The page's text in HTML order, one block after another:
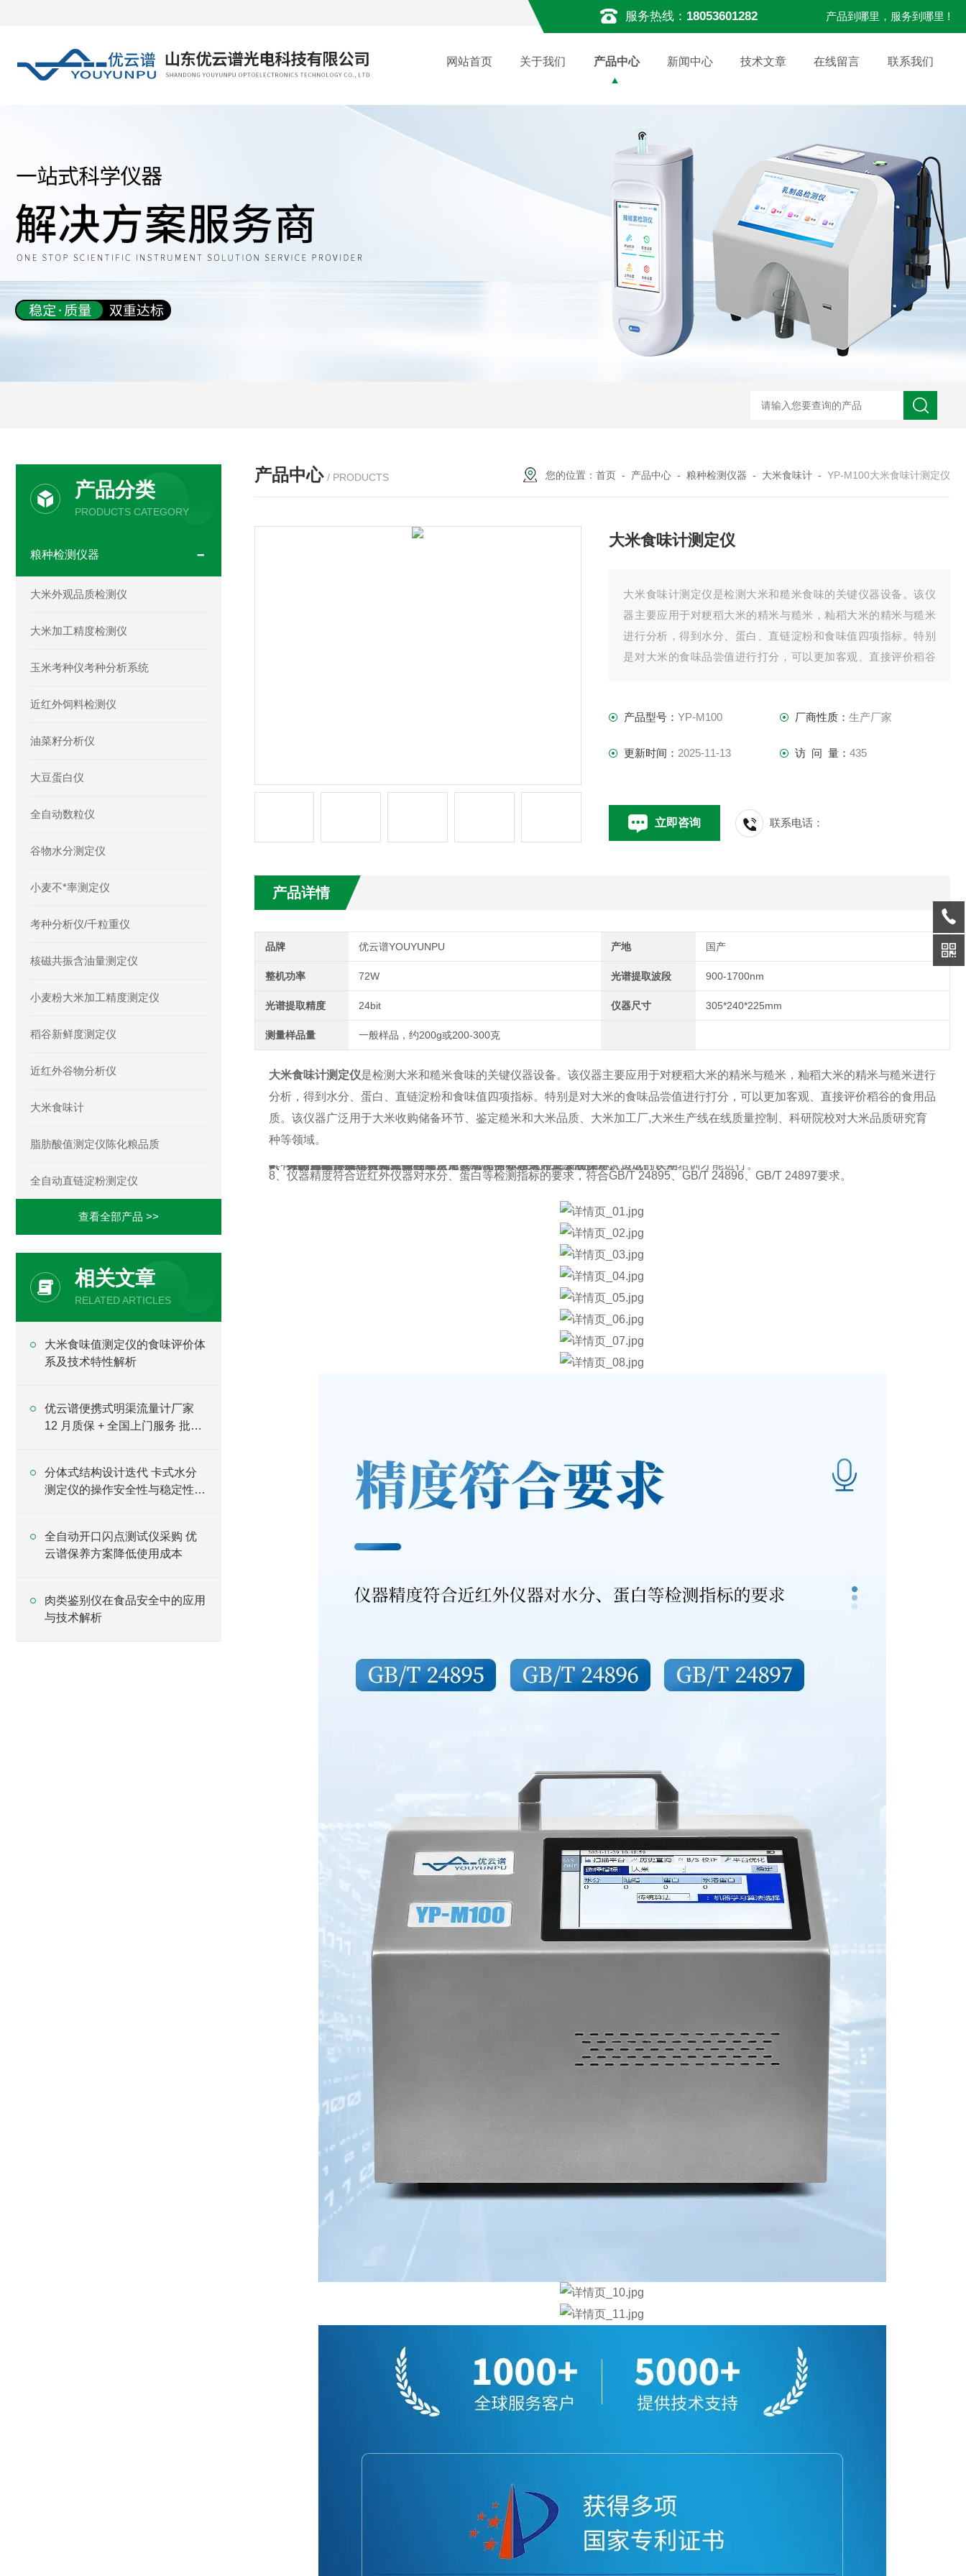
服务热线： 18053601282 产品到哪里，服务到哪里 !
网站首页 关于我们 产品中心 新闻中心 技术文章 在线留言 联系我们
产品中心 / PRODUCTS 您的位置： 首页 - 产品中心 - 粮种检测仪器 - 大米食味计 - YP-M100大米食味计测定仪
大米食味计测定仪
大米食味计测定仪是检测大米和糙米食味的关键仪器设备。该仪
器主要应用于对粳稻大米的精米与糙米，籼稻大米的精米与糙米
进行分析，得到水分、蛋白、直链淀粉和食味值四项指标。特别
是对大米的食味品尝值进行打分，可以更加客观、直接评价稻谷
品质研究育种等领域。
产品型号：YP-M100 厂商性质： 生产厂家
更新时间： 2025-11-13 访 问 量： 435
立即咨询 联系电话：
产品详情
品牌 优云谱YOUYUNPU 产地 国产
整机功率 72W 光谱提取波段 900-1700nm
光谱提取精度 24bit 仪器尺寸 305*240*225mm
测量样品量 一般样品，约200g或200-300克
大米食味计测定仪是检测大米和糙米食味的关键仪器设备。该仪器主要应用于对粳稻大米的精米与糙米，籼稻大米的精米与糙米进行
分析，得到水分、蛋白、直链淀粉和食味值四项指标。特别是对大米的食味品尝值进行打分，可以更加客观、直接评价稻谷的食用品
质。该仪器广泛用于大米收购储备环节、鉴定糙米和大米品质、大米加工厂,大米生产线在线质量控制、科研院校对大米品质研究育
种等领域。
具有如下几个特点：
1、评价客观，代替人工食味品尝值，客观便捷，避免人工主观性评价造成的误差。
2、分析快速，从进料到结果显示只需90秒，可以快速检测多项指标。
3、样品无需制样和前处理过程，避免人工和前处理条件造成的误差。
4、样品池可拆卸，轻松更换样品，方便清洁保养。
5、支持远程售后维护和升级
6、可语音操作，一键式工作模式。
7、操作简单方便，任何人员均可使用；而化学和感法需要专业操作人员进行长期培训才能进行。
8、仪器精度符合近红外仪器对水分、蛋白等检测指标的要求，符合GB/T 24895、GB/T 24896、GB/T 24897要求。
产品分类
PRODUCTS CATEGORY
粮种检测仪器
大米外观品质检测仪
大米加工精度检测仪
玉米考种仪考种分析系统
近红外饲料检测仪
油菜籽分析仪
大豆蛋白仪
全自动数粒仪
谷物水分测定仪
小麦不*率测定仪
考种分析仪/千粒重仪
核磁共振含油量测定仪
小麦粉大米加工精度测定仪
稻谷新鲜度测定仪
近红外谷物分析仪
大米食味计
脂肪酸值测定仪陈化粮品质
全自动直链淀粉测定仪
查看全部产品 >>
相关文章
RELATED ARTICLES
大米食味值测定仪的食味评价体
系及技术特性解析
优云谱便携式明渠流量计厂家
12 月质保 + 全国上门服务 批量
分体式结构设计迭代 卡式水分
测定仪的操作安全性与稳定性升
全自动开口闪点测试仪采购 优
云谱保养方案降低使用成本
肉类鉴别仪在食品安全中的应用
与技术解析